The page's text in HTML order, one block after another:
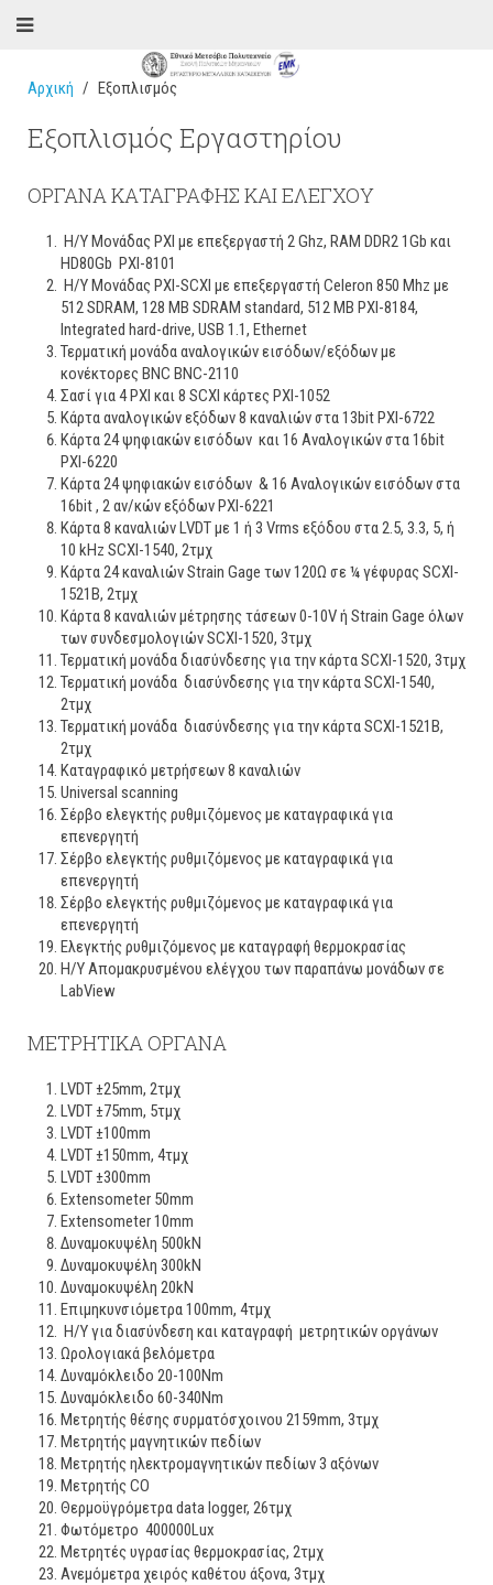
Αρχική Εξοπλισμός
Εξοπλισμός Εργαστηρίου
ΟΡΓΑΝΑ ΚΑΤΑΓΡΑΦΗΣ ΚΑΙ ΕΛΕΓΧΟΥ
Η/Υ Μονάδας PXI με επεξεργαστή 2 Ghz, RAM DDR2 1Gb και
HD80Gb PXI-8101
Η/Υ Μονάδας PXI-SCXI με επεξεργαστή Celeron 850 Mhz με
512 SDRAM, 128 MB SDRAM standard, 512 MB PXI-8184,
Integrated hard-drive, USB 1.1, Ethernet
Τερματική μονάδα αναλογικών εισόδων/εξόδων με
κονέκτορες BNC BNC-2110
Σασί για 4 PXI και 8 SCXI κάρτες PXI-1052
Κάρτα αναλογικών εξόδων 8 καναλιών στα 13bit PXI-6722
Κάρτα 24 ψηφιακών εισόδων και 16 Αναλογικών στα 16bit
PXI-6220
Κάρτα 24 ψηφιακών εισόδων & 16 Αναλογικών εισόδων στα
16bit , 2 αν/κών εξόδων PXI-6221
Κάρτα 8 καναλιών LVDT με 1 ή 3 Vrms εξόδου στα 2.5, 3.3, 5, ή
10 kHz SCXI-1540, 2τμχ
Κάρτα 24 καναλιών Strain Gage των 120Ω σε ¼ γέφυρας SCXI-
1521B, 2τμχ
Κάρτα 8 καναλιών μέτρησης τάσεων 0-10V ή Strain Gage όλων
των συνδεσμολογιών SCXI-1520, 3τμχ
Τερματική μονάδα διασύνδεσης για την κάρτα SCXI-1520, 3τμχ
Τερματική μονάδα διασύνδεσης για την κάρτα SCXI-1540,
2τμχ
Τερματική μονάδα διασύνδεσης για την κάρτα SCXI-1521Β,
2τμχ
Καταγραφικό μετρήσεων 8 καναλιών
Universal scanning
Σέρβο ελεγκτής ρυθμιζόμενος με καταγραφικά για
επενεργητή
Σέρβο ελεγκτής ρυθμιζόμενος με καταγραφικά για
επενεργητή
Σέρβο ελεγκτής ρυθμιζόμενος με καταγραφικά για
επενεργητή
Ελεγκτής ρυθμιζόμενος με καταγραφή θερμοκρασίας
Η/Υ Απομακρυσμένου ελέγχου των παραπάνω μονάδων σε
LabView
ΜΕΤΡΗΤΙΚΑ ΟΡΓΑΝΑ
LVDT ±25mm, 2τμχ
LVDT ±75mm, 5τμχ
LVDT ±100mm
LVDT ±150mm, 4τμχ
LVDT ±300mm
Extensometer 50mm
Extensometer 10mm
Δυναμοκυψέλη 500kN
Δυναμοκυψέλη 300kN
Δυναμοκυψέλη 20kN
Επιμηκυνσιόμετρα 100mm, 4τμχ
Η/Υ για διασύνδεση και καταγραφή μετρητικών οργάνων
Ωρολογιακά βελόμετρα
Δυναμόκλειδο 20-100Nm
Δυναμόκλειδο 60-340Nm
Μετρητής θέσης συρματόσχοινου 2159mm, 3τμχ
Μετρητής μαγνητικών πεδίων
Μετρητής ηλεκτρομαγνητικών πεδίων 3 αξόνων
Μετρητής CO
Θερμοϋγρόμετρα data logger, 26τμχ
Φωτόμετρο 400000Lux
Μετρητές υγρασίας θερμοκρασίας, 2τμχ
Ανεμόμετρα χειρός καθέτου άξονα, 3τμχ